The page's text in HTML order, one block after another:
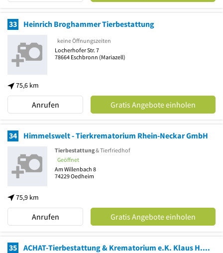
33 Heinrich Broghammer Tierbestattung
75,6 km
keine Öffnungszeiten
Locherhofer Str. 7
78664 Eschbronn (Mariazell)
Anrufen Gratis Angebote einholen
34 Himmelswelt - Tierkrematorium Rhein-Neckar GmbH
75,9 km
Tierbestattung& Tierfriedhof
Geöffnet
Am Willenbach 8
74229Oedheim
Anrufen Gratis Angebote einholen
35 ACHAT-Tierbestattung & Krematorium e.K. Klaus H. Barthel